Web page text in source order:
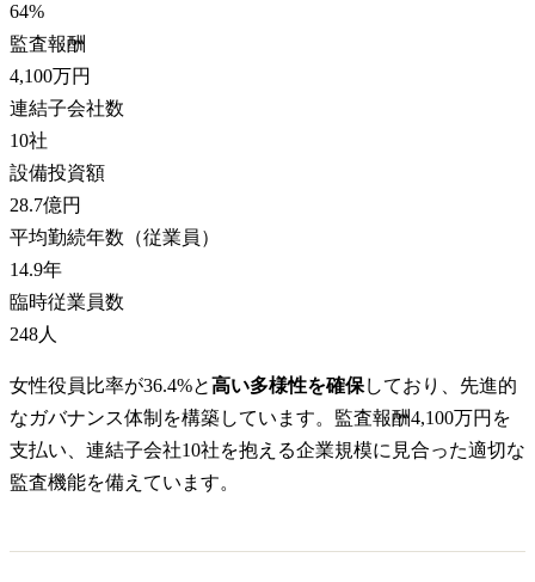
64%
監査報酬
4,100万円
連結子会社数
10社
設備投資額
28.7億円
平均勤続年数（従業員）
14.9年
臨時従業員数
248人
女性役員比率が36.4%と高い多様性を確保しており、先進的
なガバナンス体制を構築しています。監査報酬4,100万円を
支払い、連結子会社10社を抱える企業規模に見合った適切な
監査機能を備えています。